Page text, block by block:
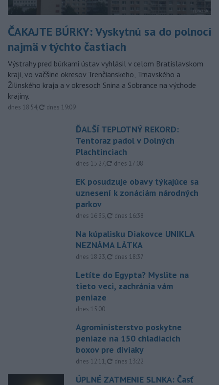
ČAKAJTE BÚRKY: Vyskytnú sa do polnoci
najmä v týchto častiach
Výstrahy pred búrkami ústav vyhlásil v celom Bratislavskom
kraji, vo väčšine okresov Trenčianskeho, Trnavského a
Žilinského kraja a v okresoch Snina a Sobrance na východe
krajiny.
dnes 18:54, aktualizované
dnes 19:09
ĎALŠÍ TEPLOTNÝ REKORD:
Tentoraz padol v Dolných
Plachtinciach
dnes 15:27, aktualizované
dnes 17:08
EK posudzuje obavy týkajúce sa
uznesení k zonáciám národných
parkov
dnes 16:35, aktualizované
dnes 16:38
Na kúpalisku Diakovce UNIKLA
NEZNÁMA LÁTKA
dnes 18:23, aktualizované
dnes 18:37
Letíte do Egypta? Myslite na
tieto veci, zachránia vám
peniaze
dnes 15:00
Agroministerstvo poskytne
peniaze na 150 chladiacich
boxov pre diviaky
dnes 12:11, aktualizované
dnes 13:22
ÚPLNÉ ZATMENIE SLNKA: Časť